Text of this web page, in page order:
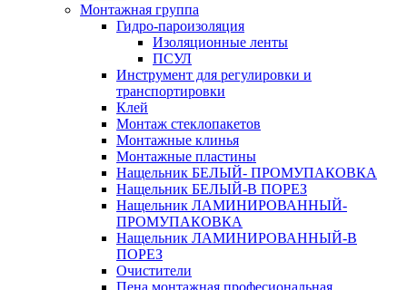
Монтажная группа
Гидро-пароизоляция
Изоляционные ленты
ПСУЛ
Инструмент для регулировки и
транспортировки
Клей
Монтаж стеклопакетов
Монтажные клинья
Монтажные пластины
Нащельник БЕЛЫЙ- ПРОМУПАКОВКА
Нащельник БЕЛЫЙ-В ПОРЕЗ
Нащельник ЛАМИНИРОВАННЫЙ-
ПРОМУПАКОВКА
Нащельник ЛАМИНИРОВАННЫЙ-В
ПОРЕЗ
Очистители
Пена монтажная професиональная